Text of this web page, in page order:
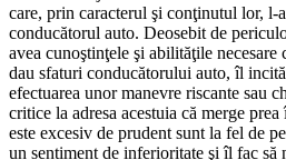
care, prin caracterul şi conţinutul lor, l-
conducătorul auto. Deosebit de
avea cunoştinţele şi abilităţile
dau sfaturi conducătorului auto, îl
efectuarea unor manevre riscante sau
critice la adresa acestuia că merge
este excesiv de prudent sunt la fel de
un sentiment de inferioritate şi îl fac să